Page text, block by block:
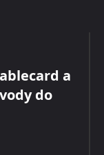
a
do